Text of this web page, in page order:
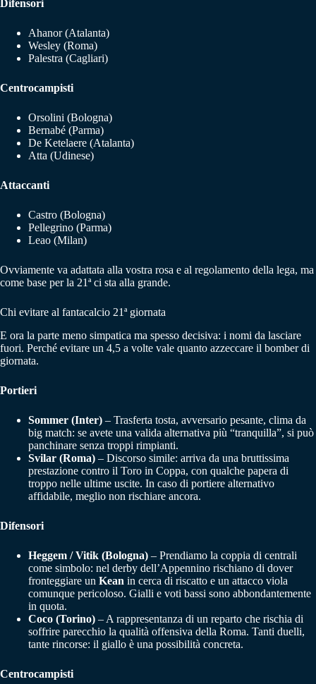
Difensori
Ahanor (Atalanta)
Wesley (Roma)
Palestra (Cagliari)
Centrocampisti
Orsolini (Bologna)
Bernabé (Parma)
De Ketelaere (Atalanta)
Atta (Udinese)
Attaccanti
Castro (Bologna)
Pellegrino (Parma)
Leao (Milan)
Ovviamente va adattata alla vostra rosa e al regolamento della lega, ma
come base per la 21ª ci sta alla grande.
Chi evitare al fantacalcio 21ª giornata
E ora la parte meno simpatica ma spesso decisiva: i nomi da lasciare
fuori. Perché evitare un 4,5 a volte vale quanto azzeccare il bomber di
giornata.
Portieri
Sommer (Inter) – Trasferta tosta, avversario pesante, clima da
big match: se avete una valida alternativa più “tranquilla”, si può
panchinare senza troppi rimpianti.
Svilar (Roma) – Discorso simile: arriva da una bruttissima
prestazione contro il Toro in Coppa, con qualche papera di
troppo nelle ultime uscite. In caso di portiere alternativo
affidabile, meglio non rischiare ancora.
Difensori
Heggem / Vitik (Bologna) – Prendiamo la coppia di centrali
come simbolo: nel derby dell’Appennino rischiano di dover
fronteggiare un Kean in cerca di riscatto e un attacco viola
comunque pericoloso. Gialli e voti bassi sono abbondantemente
in quota.
Coco (Torino) – A rappresentanza di un reparto che rischia di
soffrire parecchio la qualità offensiva della Roma. Tanti duelli,
tante rincorse: il giallo è una possibilità concreta.
Centrocampisti